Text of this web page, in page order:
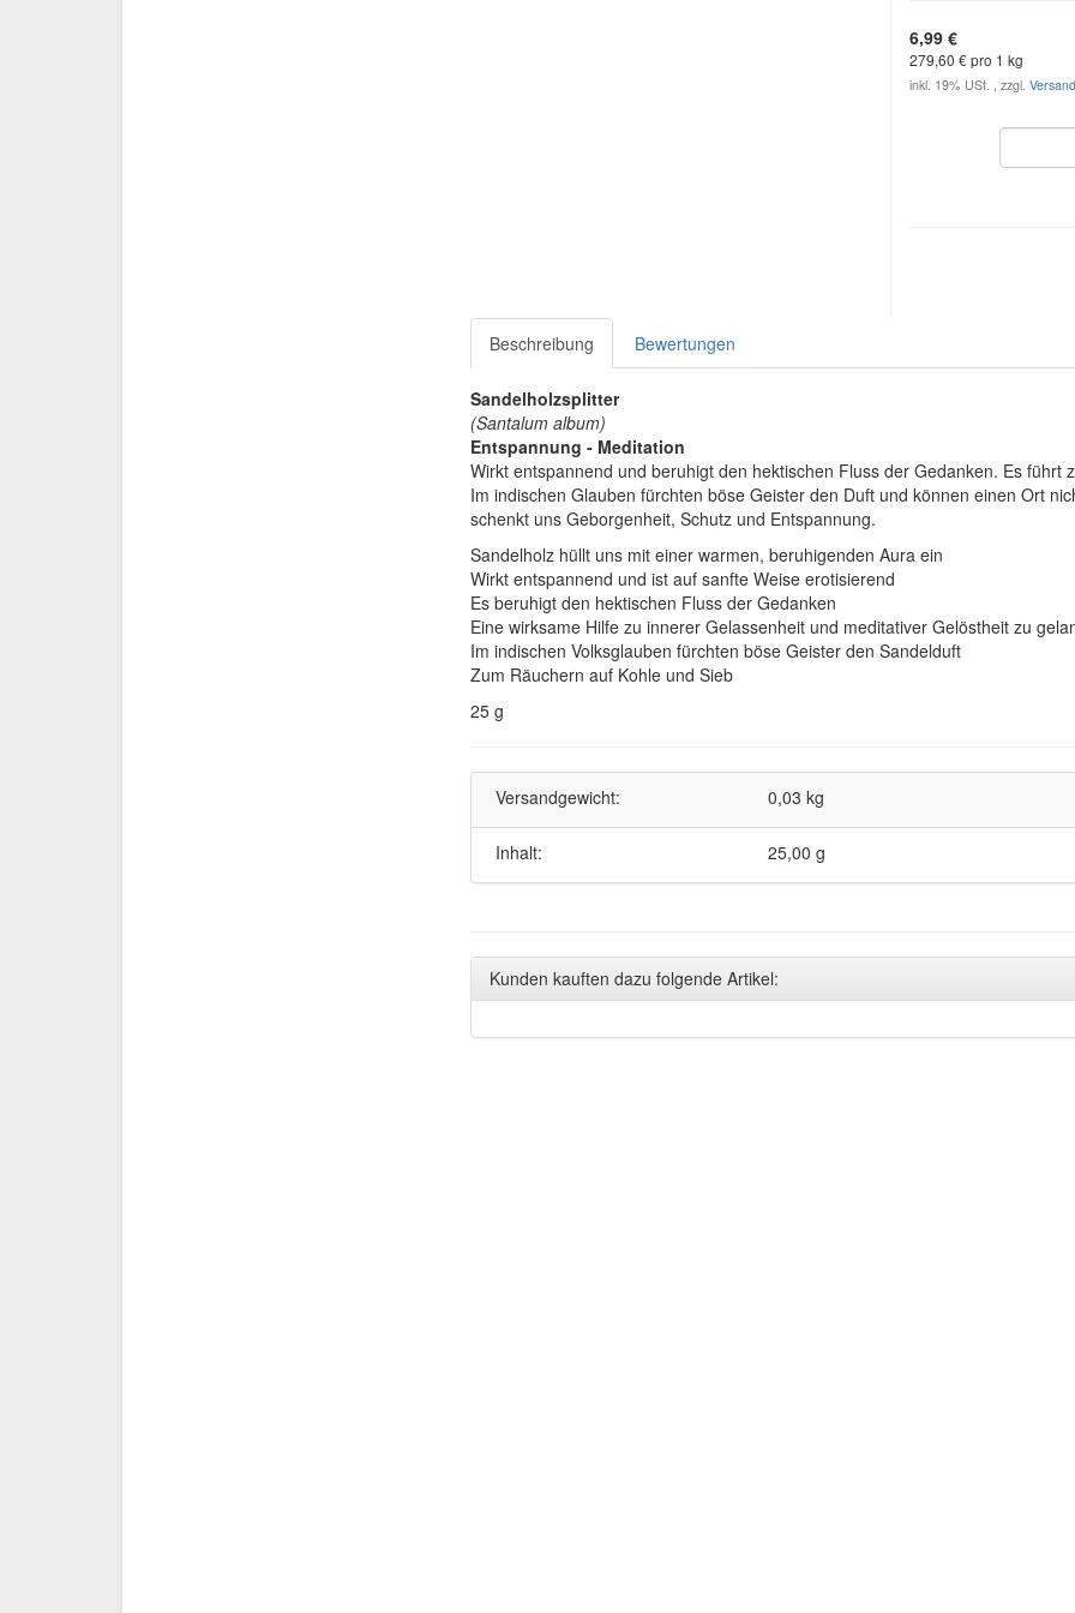
6,99 €
279,60 € pro 1 kg
inkl. 19% USt. , zzgl. Versand
Beschreibung Bewertungen
Sandelholzsplitter
(Santalum album)
Entspannung - Meditation
Wirkt entspannend und beruhigt den hektischen Fluss der Gedanken. Es führt
Im indischen Glauben fürchten böse Geister den Duft und können einen Ort
schenkt uns Geborgenheit, Schutz und Entspannung.
Sandelholz hüllt uns mit einer warmen, beruhigenden Aura ein
Wirkt entspannend und ist auf sanfte Weise erotisierend
Es beruhigt den hektischen Fluss der Gedanken
Eine wirksame Hilfe zu innerer Gelassenheit und meditativer Gelöstheit zu
Im indischen Volksglauben fürchten böse Geister den Sandelduft
Zum Räuchern auf Kohle und Sieb
25 g
Versandgewicht: 0,03 kg
Inhalt: 25,00 g
Kunden kauften dazu folgende Artikel: